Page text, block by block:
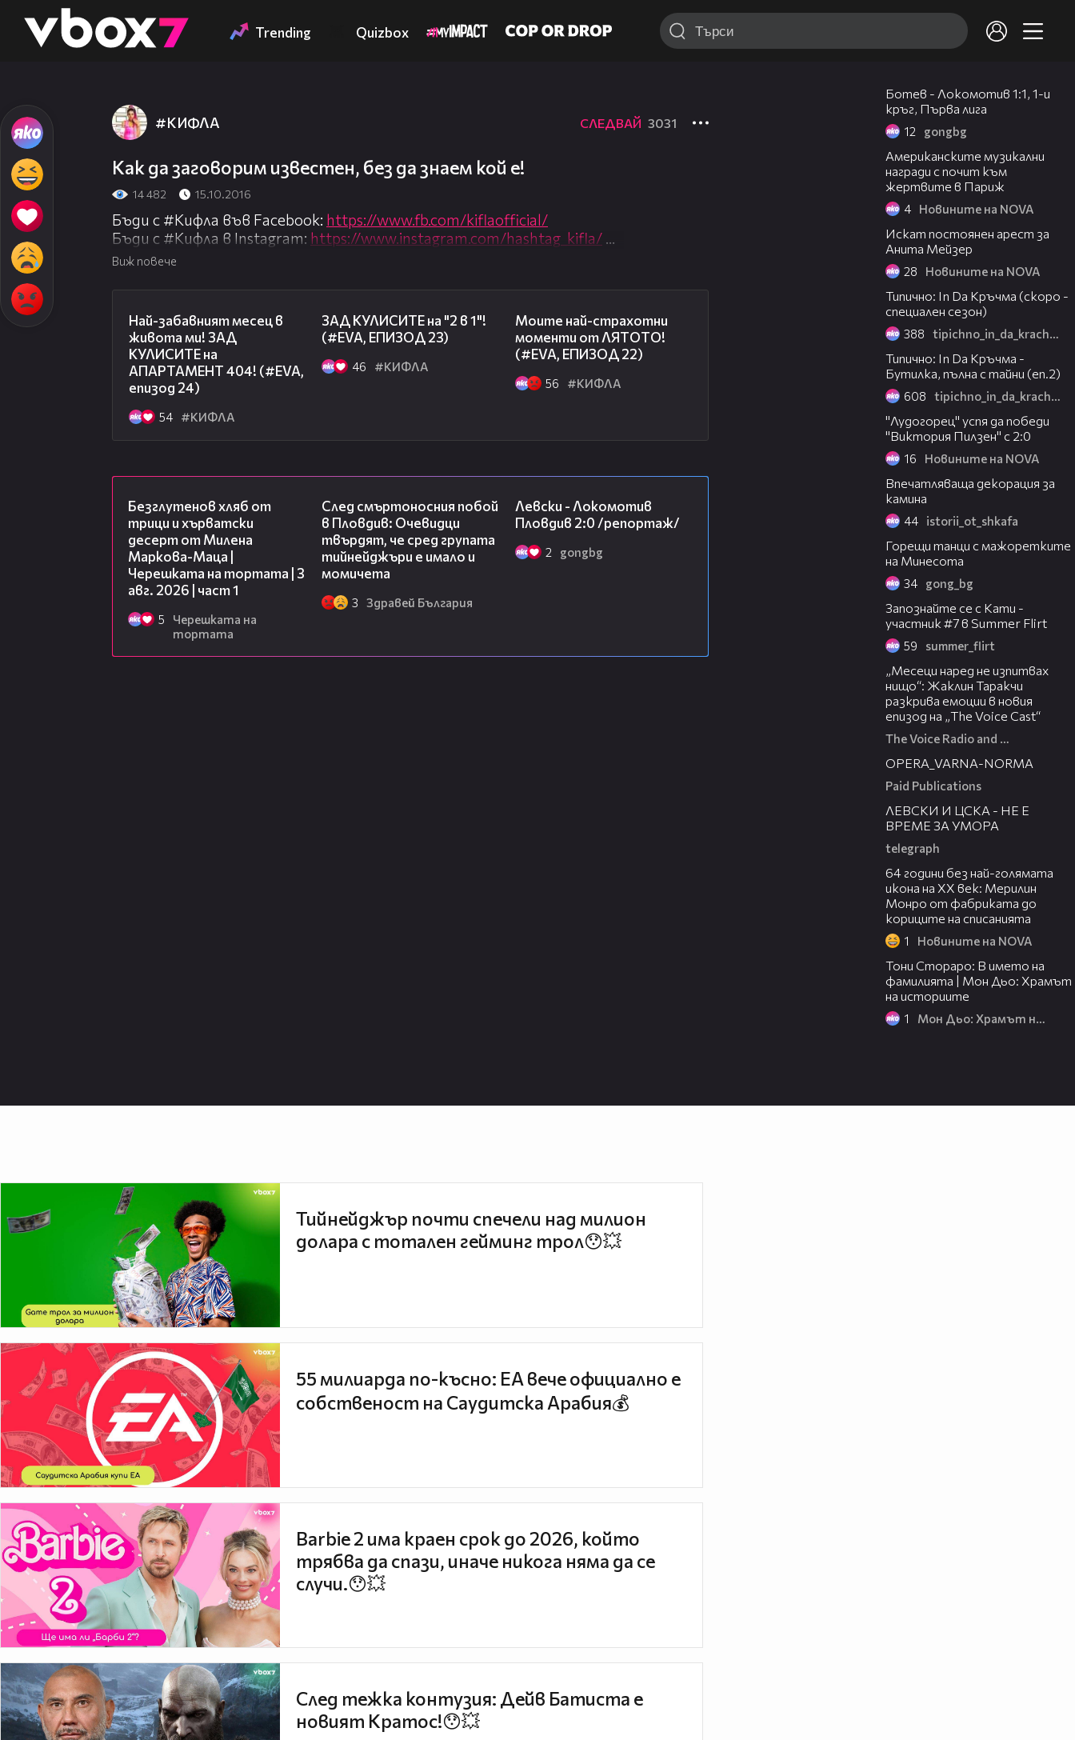
👾 Trending Quizbox
#КИФЛА СЛЕДВАЙ 3031
Как да заговорим известен, без да знаем кой е!
14 482 15.10.2016
Бъди с #Кифла във Facebook: https://www.fb.com/kiflaofficial/
Бъди с #Кифла в Instagram: https://www.instagram.com/hashtag_kifla/
http://www.vbox7.com/playlist:2220195
Виж повече
Най-забавният месец в
живота ми! ЗАД
КУЛИСИТЕ на
АПАРТАМЕНТ 404! (#EVA,
епизод 24)
54 #КИФЛА
ЗАД КУЛИСИТЕ на "2 в 1"!
(#EVA, ЕПИЗОД 23)
46 #КИФЛА
Моите най-страхотни
моменти от ЛЯТОТО!
(#EVA, ЕПИЗОД 22)
56 #КИФЛА
Безглутенов хляб от
трици и хърватски
десерт от Милена
Маркова-Маца |
Черешката на тортата | 3
авг. 2026 | част 1
5
Черешката на
тортата
След смъртоносния побой
в Пловдив: Очевидци
твърдят, че сред групата
тийнейджъри е имало и
момичета
3 Здравей България
Левски - Локомотив
Пловдив 2:0 /репортаж/
2 gongbg
Ботев - Локомотив 1:1, 1-и
кръг, Първа лига
12 gongbg
Американските музикални
награди с почит към
жертвите в Париж
4 Новините на NOVA
Искат постоянен арест за
Анита Мейзер
28 Новините на NOVA
Типично: In Da Кръчма (скоро -
специален сезон)
388 tipichno_in_da_krachma
Типично: In Da Кръчма -
Бутилка, пълна с тайни (еп.2)
608 tipichno_in_da_krachma
"Лудогорец" успя да победи
"Виктория Пилзен" с 2:0
16 Новините на NOVA
Впечатляваща декорация за
камина
44 istorii_ot_shkafa
Горещи танци с мажоретките
на Минесота
34 gong_bg
Запознайте се с Кати -
участник #7 в Summer Flirt
59 summer_flirt
„Месеци наред не изпитвах
нищо“: Жаклин Таракчи
разкрива емоции в новия
епизод на „The Voice Cast“
The Voice Radio and TV Bulgaria
OPERA_VARNA-NORMA
Paid Publications
ЛЕВСКИ И ЦСКА - НЕ Е
ВРЕМЕ ЗА УМОРА
telegraph
64 години без най-голямата
икона на XX век: Мерилин
Монро от фабриката до
кориците на списанията
1 Новините на NOVA
Тони Стораро: В името на
фамилията | Мон Дьо: Храмът
на историите
1 Мон Дьо: Храмът на историите
Тийнейджър почти спечели над милион
долара с тотален гейминг трол😯💥
55 милиарда по-късно: EA вече официално е
собственост на Саудитска Арабия💰
Barbie 2 има краен срок до 2026, който
трябва да спази, иначе никога няма да се
случи.😯💥
След тежка контузия: Дейв Батиста е
новият Кратос!😯💥